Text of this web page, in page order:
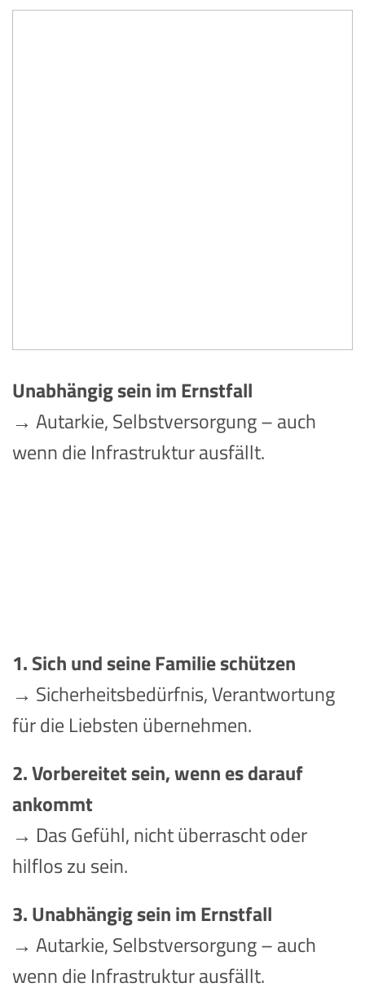
Unabhängig sein im Ernstfall
→ Autarkie, Selbstversorgung – auch
wenn die Infrastruktur ausfällt.
1. Sich und seine Familie schützen
→ Sicherheitsbedürfnis, Verantwortung
für die Liebsten übernehmen.
2. Vorbereitet sein, wenn es darauf
ankommt
→ Das Gefühl, nicht überrascht oder
hilflos zu sein.
3. Unabhängig sein im Ernstfall
→ Autarkie, Selbstversorgung – auch
wenn die Infrastruktur ausfällt.